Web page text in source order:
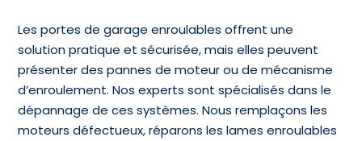
Les portes de garage enroulables offrent une
solution pratique et sécurisée, mais elles peuvent
présenter des pannes de moteur ou de mécanisme
d’enroulement. Nos experts sont spécialisés dans le
dépannage de ces systèmes. Nous remplaçons les
moteurs défectueux, réparons les lames enroulables